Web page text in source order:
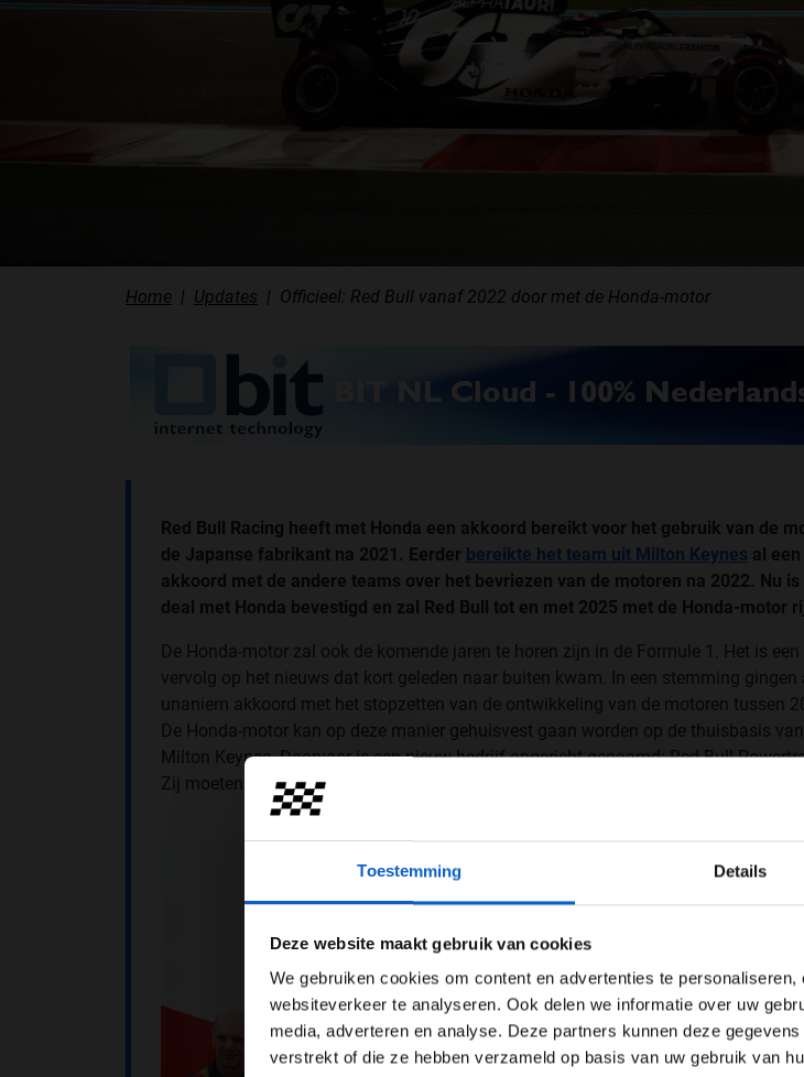
Toestemming Details
Deze website maakt gebruik van cookies
We gebruiken cookies om content en advertenties te
websiteverkeer te analyseren. Ook delen we informatie over uw
media, adverteren en analyse. Deze partners kunnen deze
verstrekt of die ze hebben verzameld op basis van uw gebruik van
Home Updates Officieel: Red Bull vanaf 2022 door met de Honda-motor
Red Bull Racing heeft met Honda een akkoord bereikt voor het gebruik van de
de Japanse fabrikant na 2021. Eerder bereikte het team uit Milton Keynes al
akkoord met de andere teams over het bevriezen van de motoren na 2022. Nu is
deal met Honda bevestigd en zal Red Bull tot en met 2025 met de Honda-motor
De Honda-motor zal ook de komende jaren te horen zijn in de Formule 1. Het is
vervolg op het nieuws dat kort geleden naar buiten kwam. In een stemming gingen
unaniem akkoord met het stopzetten van de ontwikkeling van de motoren tussen
De Honda-motor kan op deze manier gehuisvest gaan worden op de thuisbasis van
Milton Keynes. Daarvoor is een nieuw bedrijf opgericht genaamd: Red Bull
Zij moeten alle motor gerelateerde zaken de komende jaren op zich gaan nemen.
Advertentie
Toon alle alcoholische
Toon alle